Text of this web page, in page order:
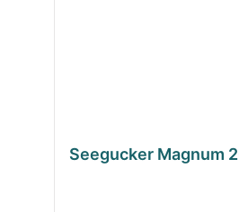
Seegucker Magnum